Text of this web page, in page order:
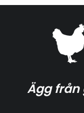
Ägg från